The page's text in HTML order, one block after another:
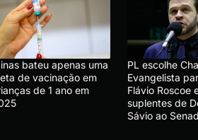
bateu apenas uma
de vacinação em
de 1 ano em
PL escolhe
Evangelista
Flávio Roscoe
suplentes de
Sávio ao